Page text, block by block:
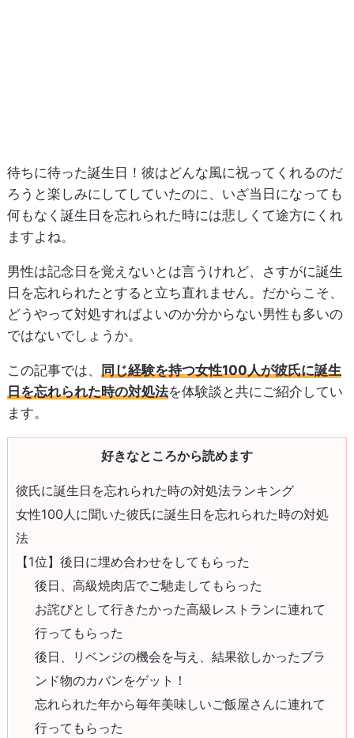
待ちに待った誕生日！彼はどんな風に祝ってくれるのだ
ろうと楽しみにしてしていたのに、いざ当日になっても
何もなく誕生日を忘れられた時には悲しくて途方にくれ
ますよね。
男性は記念日を覚えないとは言うけれど、さすがに誕生
日を忘れられたとすると立ち直れません。だからこそ、
どうやって対処すればよいのか分からない男性も多いの
ではないでしょうか。
この記事では、 同じ経験を持つ女性100人が彼氏に誕生
日を忘れられた時の対処法を体験談と共にご紹介してい
ます。
好きなところから読めます
彼氏に誕生日を忘れられた時の対処法ランキング
女性100人に聞いた彼氏に誕生日を忘れられた時の対処
法
【1位】後日に埋め合わせをしてもらった
後日、高級焼肉店でご馳走してもらった
お詫びとして行きたかった高級レストランに連れて
行ってもらった
後日、リベンジの機会を与え、結果欲しかったブラ
ンド物のカバンをゲット！
忘れられた年から毎年美味しいご飯屋さんに連れて
行ってもらった